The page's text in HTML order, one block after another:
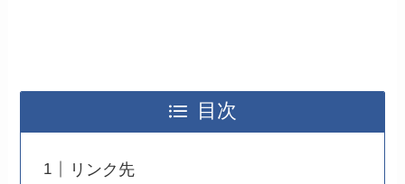
目次
リンク先